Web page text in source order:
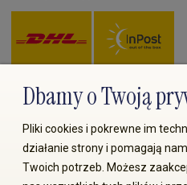
Zapłać przez:
Dbamy o Twoją
Pliki cookies i pokrewne im
działanie strony i pomagają
Twoich potrzeb. Możesz